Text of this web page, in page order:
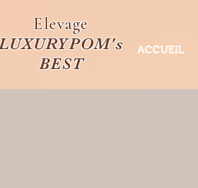
ACCUEIL
Elevage
BEST